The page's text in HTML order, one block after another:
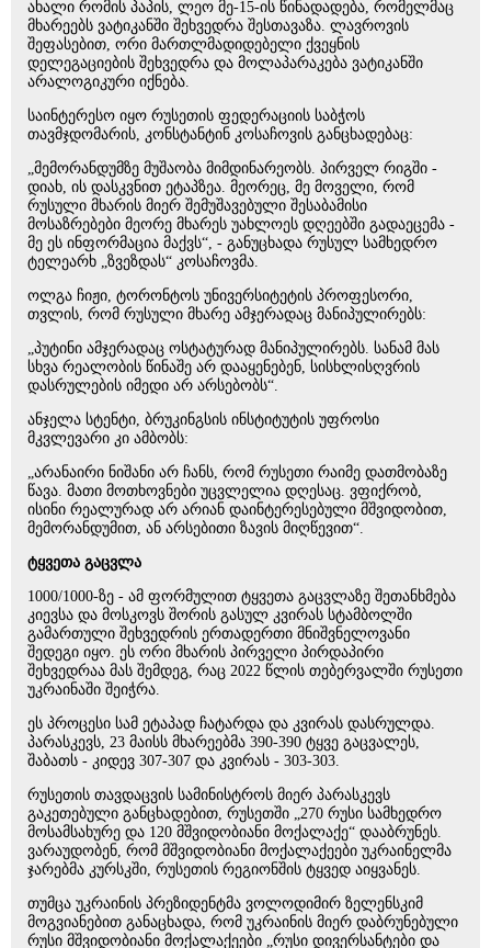
ახალი რომის პაპის, ლეო მე-15-ის წინადადება, რომელმაც
მხარეებს ვატიკანში შეხვედრა შესთავაზა. ლავროვის
შეფასებით, ორი მართლმადიდებელი ქვეყნის
დელეგაციების შეხვედრა და მოლაპარაკება ვატიკანში
არალოგიკური იქნება.
საინტერესო იყო რუსეთის ფედერაციის საბჭოს
თავმჯდომარის, კონსტანტინ კოსაჩოვის განცხადებაც:
„მემორანდუმზე მუშაობა მიმდინარეობს. პირველ რიგში -
დიახ, ის დასკვნით ეტაპზეა. მეორეც, მე მოველი, რომ
რუსული მხარის მიერ შემუშავებული შესაბამისი
მოსაზრებები მეორე მხარეს უახლოეს დღეებში გადაეცემა -
მე ეს ინფორმაცია მაქვს“, - განუცხადა რუსულ სამხედრო
ტელეარხ „ზვეზდას“ კოსაჩოვმა.
ოლგა ჩიჟი, ტორონტოს უნივერსიტეტის პროფესორი,
თვლის, რომ რუსული მხარე ამჯერადაც მანიპულირებს:
„პუტინი ამჯერადაც ოსტატურად მანიპულირებს. სანამ მას
სხვა რეალობის წინაშე არ დააყენებენ, სისხლისღვრის
დასრულების იმედი არ არსებობს“.
ანჯელა სტენტი, ბრუკინგსის ინსტიტუტის უფროსი
მკვლევარი კი ამბობს:
„არანაირი ნიშანი არ ჩანს, რომ რუსეთი რაიმე დათმობაზე
წავა. მათი მოთხოვნები უცვლელია დღესაც. ვფიქრობ,
ისინი რეალურად არ არიან დაინტერესებული მშვიდობით,
მემორანდუმით, ან არსებითი ზავის მიღწევით“.
ტყვეთა გაცვლა
1000/1000-ზე - ამ ფორმულით ტყვეთა გაცვლაზე შეთანხმება
კიევსა და მოსკოვს შორის გასულ კვირას სტამბოლში
გამართული შეხვედრის ერთადერთი მნიშვნელოვანი
შედეგი იყო. ეს ორი მხარის პირველი პირდაპირი
შეხვედრაა მას შემდეგ, რაც 2022 წლის თებერვალში რუსეთი
უკრაინაში შეიჭრა.
ეს პროცესი სამ ეტაპად ჩატარდა და კვირას დასრულდა.
პარასკევს, 23 მაისს მხარეებმა 390-390 ტყვე გაცვალეს,
შაბათს - კიდევ 307-307 და კვირას - 303-303.
რუსეთის თავდაცვის სამინისტროს მიერ პარასკევს
გაკეთებული განცხადებით, რუსეთში „270 რუსი სამხედრო
მოსამსახურე და 120 მშვიდობიანი მოქალაქე“ დააბრუნეს.
ვარაუდობენ, რომ მშვიდობიანი მოქალაქეები უკრაინელმა
ჯარებმა კურსკში, რუსეთის რეგიონშის ტყვედ აიყვანეს.
თუმცა უკრაინის პრეზიდენტმა ვოლოდიმირ ზელენსკიმ
მოგვიანებით განაცხადა, რომ უკრაინის მიერ დაბრუნებული
რუსი მშვიდობიანი მოქალაქეები „რუსი დივერსანტები და